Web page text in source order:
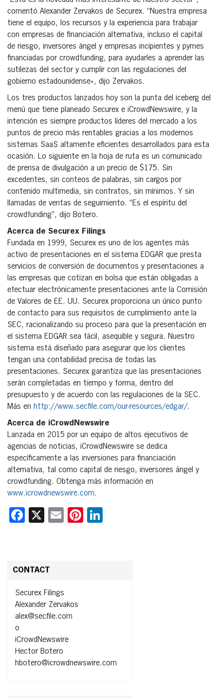
comentó Alexander Zervakos de Securex. “Nuestra empresa
tiene el equipo, los recursos y la experiencia para trabajar
con empresas de financiación alternativa, incluso el capital
de riesgo, inversores ángel y empresas incipientes y pymes
financiadas por crowdfunding, para ayudarles a aprender las
sutilezas del sector y cumplir con las regulaciones del
gobierno estadounidense», dijo Zervakos.
Los tres productos lanzados hoy son la punta del iceberg del
menú que tiene planeado Securex e iCrowdNewswire, y la
intención es siempre productos líderes del mercado a los
puntos de precio más rentables gracias a los modernos
sistemas SaaS altamente eficientes desarrollados para esta
ocasión. Lo siguiente en la hoja de ruta es un comunicado
de prensa de divulgación a un precio de $175. Sin
excedentes, sin conteos de palabras, sin cargos por
contenido multimedia, sin contratos, sin mínimos. Y sin
llamadas de ventas de seguimiento. “Es el espíritu del
crowdfunding”, dijo Botero.
Acerca de Securex Filings
Fundada en 1999, Securex es uno de los agentes más
activo de presentaciones en el sistema EDGAR que presta
servicios de conversión de documentos y presentaciones a
las empresas que cotizan en bolsa que están obligadas a
efectuar electrónicamente presentaciones ante la Comisión
de Valores de EE. UU. Securex proporciona un único punto
de contacto para sus requisitos de cumplimiento ante la
SEC, racionalizando su proceso para que la presentación en
el sistema EDGAR sea fácil, asequible y segura. Nuestro
sistema está diseñado para asegurar que los clientes
tengan una contabilidad precisa de todas las
presentaciones. Securex garantiza que las presentaciones
serán completadas en tiempo y forma, dentro del
presupuesto y de acuerdo con las regulaciones de la SEC.
Más en http://www.secfile.com/our-resources/edgar/.
Acerca de iCrowdNewswire
Lanzada en 2015 por un equipo de altos ejecutivos de
agencias de noticias, iCrowdNewswire se dedica
específicamente a las inversiones para financiación
alternativa, tal como capital de riesgo, inversores ángel y
crowdfunding. Obtenga más información en
www.icrowdnewswire.com.
Facebook
X EmailPinterest
CONTACT
Securex Filings
Alexander Zervakos
alex@secfile.com
o
iCrowdNewswire
Hector Botero
hbotero@icrowdnewswire.com